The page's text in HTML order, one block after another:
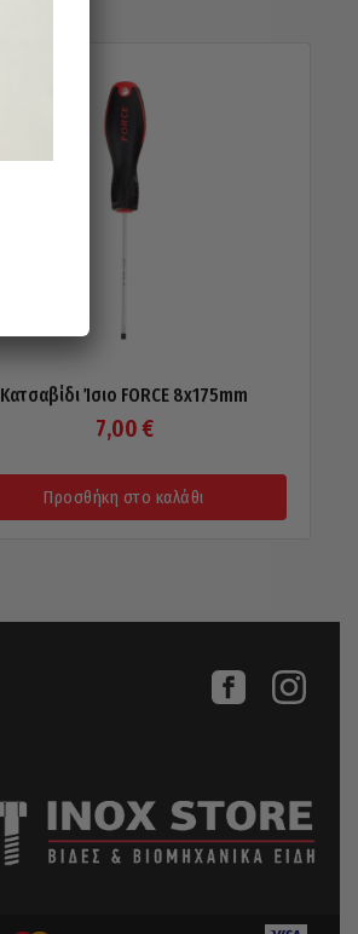
Κατσαβίδι Ίσιο FORCE 8x175mm
7,00 €
Προσθήκη στο καλάθι